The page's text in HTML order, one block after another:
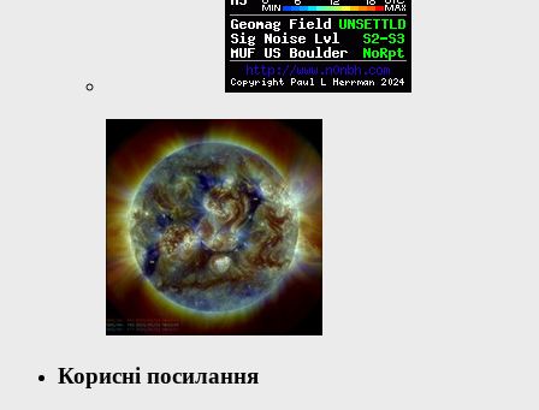
Корисні посилання